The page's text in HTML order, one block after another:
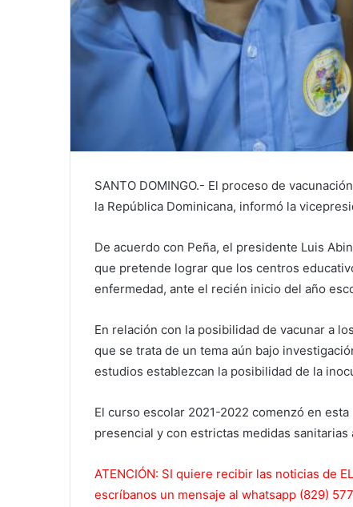
SANTO DOMINGO.- El proceso de
la República Dominicana, informó la
De acuerdo con Peña, el presidente Luis
que pretende lograr que los centros
enfermedad, ante el recién inicio del año
En relación con la posibilidad de vacunar a
que se trata de un tema aún bajo
estudios establezcan la posibilidad de la
El curso escolar 2021-2022 comenzó en
presencial y con estrictas medidas sanitarias
ATENCIÓN: SI quiere recibir las noticias de
escríbanos un mensaje al whatsapp (829)